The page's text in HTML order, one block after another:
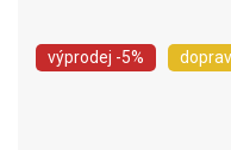
výprodej -5%